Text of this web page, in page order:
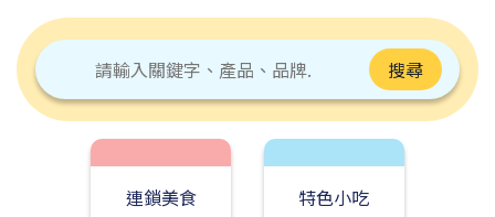
搜尋
連鎖美食 特色小吃